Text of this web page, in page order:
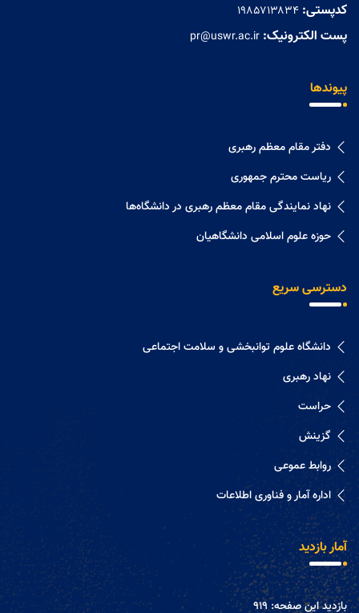
کدپستی: ۱۹۸۵۷۱۳۸۳۴
پست الکترونیک: pr@uswr.ac.ir
پیوندها
دفتر مقام معظم رهبری
ریاست محترم جمهوری
نهاد نمايندگی مقام معظم رهبری در دانشگاه‌ها
حوزه علوم اسلامی دانشگاهیان
دسترسی سریع
دانشگاه علوم توانبخشی و سلامت اجتماعی
نهاد رهبری
حراست
گزینش
روابط عموعی
اداره آمار و فناوری اطلاعات
آمار بازدید
بازدید این صفحه:919